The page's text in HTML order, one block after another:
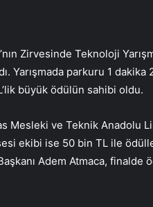
Zirvesinde Teknoloji
Yarışmada parkuru 1
büyük ödülün sahibi oldu.
Mesleki ve Teknik Anadolu
ekibi ise 50 bin TL ile
Adem Atmaca, finalde